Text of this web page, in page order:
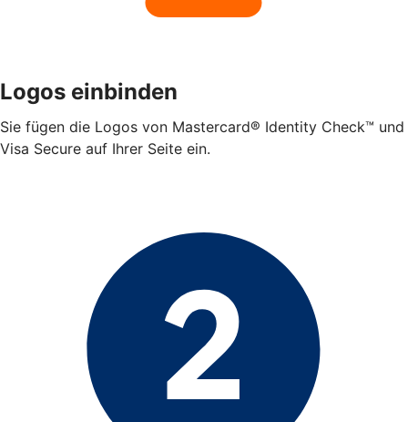
Logos einbinden
Sie fügen die Logos von Mastercard® Identity Check™ und
Visa Secure auf Ihrer Seite ein.